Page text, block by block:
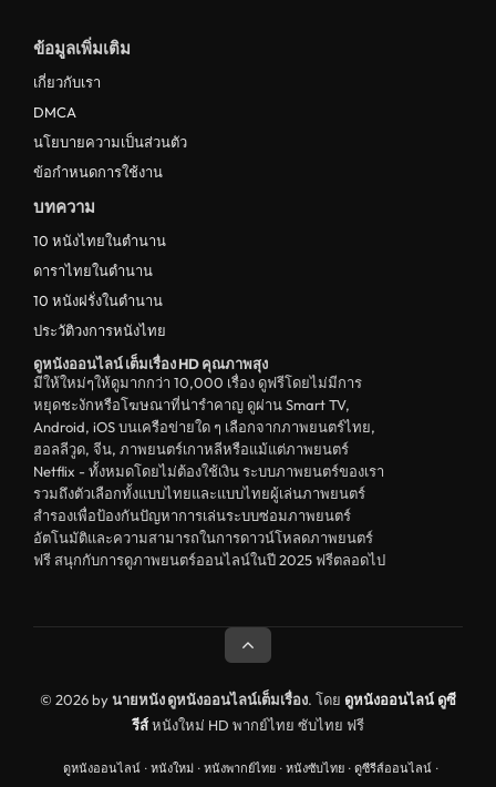
ข้อมูลเพิ่มเติม
เกี่ยวกับเรา
DMCA
นโยบายความเป็นส่วนตัว
ข้อกำหนดการใช้งาน
บทความ
10 หนังไทยในตำนาน
ดาราไทยในตำนาน
10 หนังฝรั่งในตำนาน
ประวัติวงการหนังไทย
ดูหนังออนไลน์ เต็มเรื่อง HD คุณภาพสุง
มีให้ใหม่ๆให้ดูมากกว่า 10,000 เรื่อง ดูฟรีโดยไม่มีการ
หยุดชะงักหรือโฆษณาที่น่ารำคาญ ดูผ่าน Smart TV,
Android, iOS บนเครือข่ายใด ๆ เลือกจากภาพยนตร์ไทย,
ฮอลลีวูด, จีน, ภาพยนตร์เกาหลีหรือแม้แต่ภาพยนตร์
Netflix - ทั้งหมดโดยไม่ต้องใช้เงิน ระบบภาพยนตร์ของเรา
รวมถึงตัวเลือกทั้งแบบไทยและแบบไทยผู้เล่นภาพยนตร์
สำรองเพื่อป้องกันปัญหาการเล่นระบบซ่อมภาพยนตร์
อัตโนมัติและความสามารถในการดาวน์โหลดภาพยนตร์
ฟรี สนุกกับการดูภาพยนตร์ออนไลน์ในปี 2025 ฟรีตลอดไป
© 2026 byนายหนัง ดูหนังออนไลน์เต็มเรื่อง. โดย ดูหนังออนไลน์ ดูซี
รีส์หนังใหม่ HD พากย์ไทย ซับไทย ฟรี
ดูหนังออนไลน์ · หนังใหม่ · หนังพากย์ไทย · หนังซับไทย · ดูซีรีส์ออนไลน์ ·